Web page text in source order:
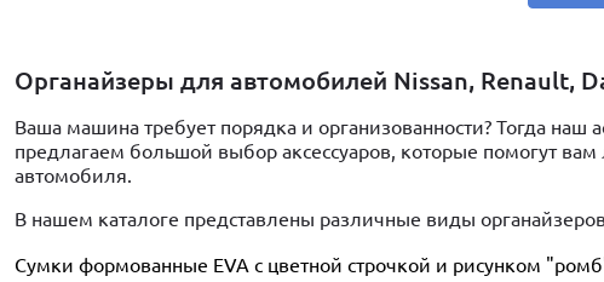
Органайзеры для автомобилей Nissan, Renault,
Ваша машина требует порядка и организованности? Тогда
предлагаем большой выбор аксессуаров, которые помогут
автомобиля.
В нашем каталоге представлены различные виды
Сумки формованные EVA с цветной строчкой и рисунком